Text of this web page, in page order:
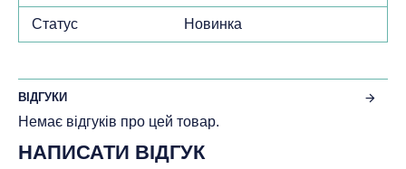
Статус Новинка
ВІДГУКИ
Немає відгуків про цей товар.
НАПИСАТИ ВІДГУК